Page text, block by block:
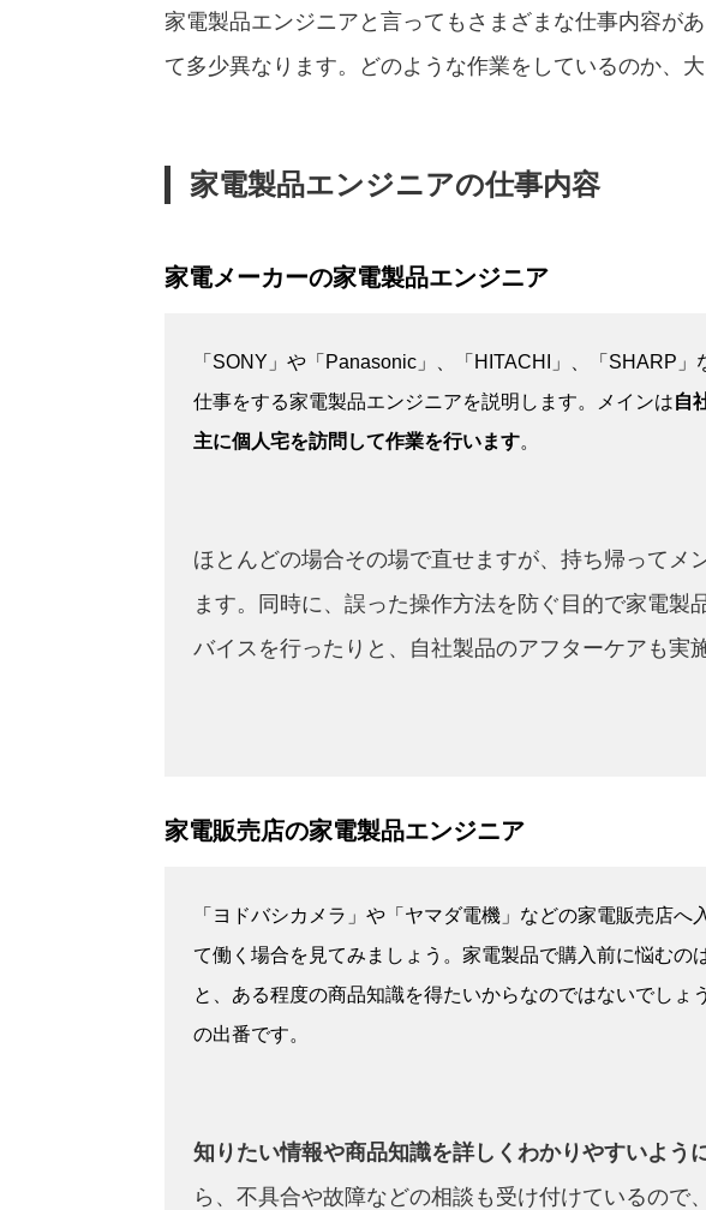
家電製品エンジニアと言ってもさまざまな仕事内容が
て多少異なります。どのような作業をしているのか、
家電製品エンジニアの仕事内容
家電メーカーの家電製品エンジニア
「SONY」や「Panasonic」、「HITACHI」、「SHARP
仕事をする家電製品エンジニアを説明します。メインは自
主に個人宅を訪問して作業を行います。
ほとんどの場合その場で直せますが、持ち帰ってメ
ます。同時に、誤った操作方法を防ぐ目的で家電製
バイスを行ったりと、自社製品のアフターケアも実
家電販売店の家電製品エンジニア
「ヨドバシカメラ」や「ヤマダ電機」などの家電販売店へ
て働く場合を見てみましょう。家電製品で購入前に悩むの
と、ある程度の商品知識を得たいからなのではないでしょ
の出番です。
知りたい情報や商品知識を詳しくわかりやすいよう
ら、不具合や故障などの相談も受け付けているので